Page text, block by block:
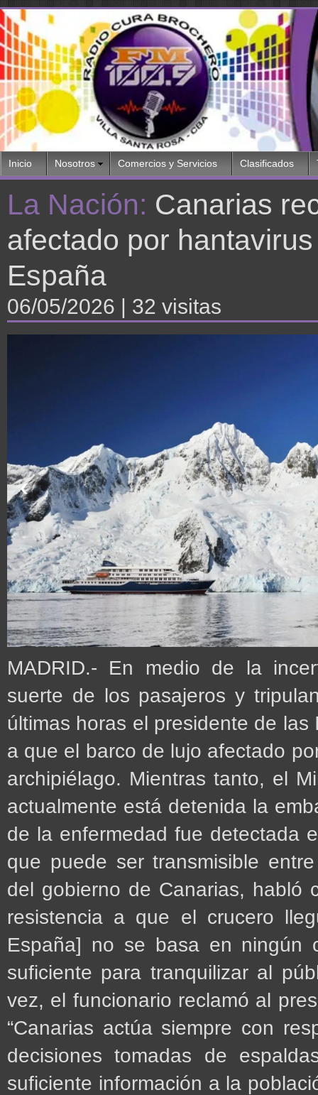
Inicio Nosotros Comercios y Servicios Clasificados
La Nación: Canarias
afectado por
España
06/05/2026 | 32 visitas
MADRID.- En medio de la
suerte de los pasajeros y
últimas horas el presidente de
a que el barco de lujo afectado
archipiélago. Mientras tanto, el
actualmente está detenida la
de la enfermedad fue detectada
que puede ser transmisible
del gobierno de Canarias, habló
resistencia a que el crucero
España] no se basa en ningún
suficiente para tranquilizar al
vez, el funcionario reclamó al
“Canarias actúa siempre con
decisiones tomadas de
suficiente información a la